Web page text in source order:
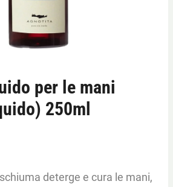
per le mani
250ml
deterge e cura le mani,